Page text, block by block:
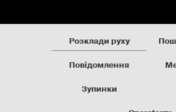
Розклади руху
Повідомлення
Зупинки